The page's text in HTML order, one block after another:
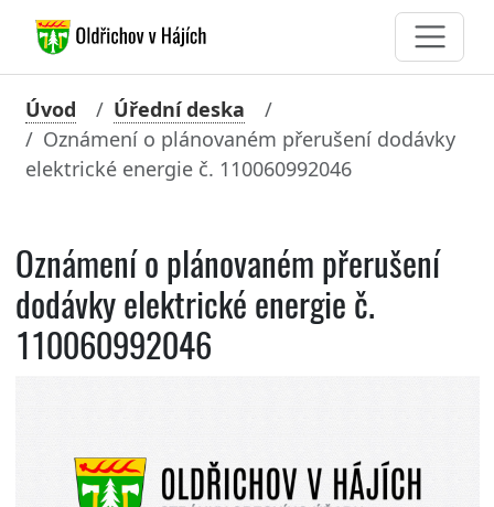
Úvod
Úřední deska
Oznámení o plánovaném přerušení dodávky
elektrické energie č. 110060992046
Oznámení o plánovaném přerušení
dodávky elektrické energie č.
110060992046